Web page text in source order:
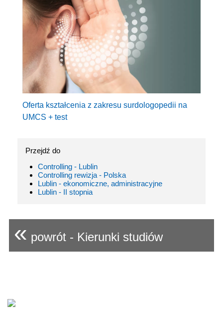
Oferta kształcenia z zakresu surdologopedii na
UMCS + test
Przejdź do
Controlling - Lublin
Controlling rewizja - Polska
Lublin - ekonomiczne, administracyjne
Lublin - II stopnia
« powrót - Kierunki studiów